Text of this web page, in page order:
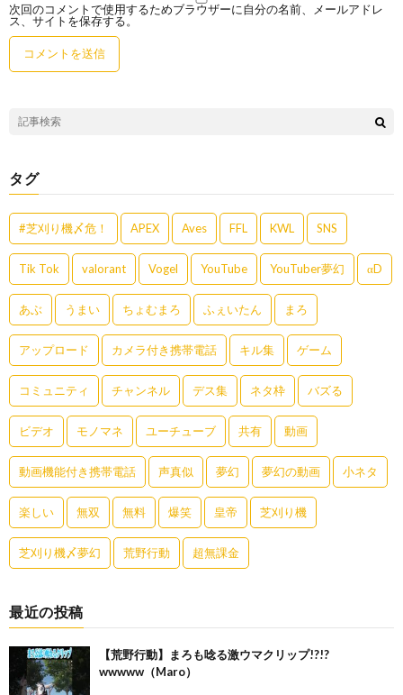
次回のコメントで使用するためブラウザーに自分の名前、メールアドレ
ス、サイトを保存する。
タグ
#芝刈り機〆危！ APEX Aves FFL KWL SNS
Tik Tok valorant Vogel YouTube YouTuber夢幻 αD
あぶ うまい ちょむまろ ふぇいたん まろ
アップロード カメラ付き携帯電話 キル集 ゲーム
コミュニティ チャンネル デス集 ネタ枠 バズる
ビデオ モノマネ ユーチューブ 共有 動画
動画機能付き携帯電話 声真似 夢幻 夢幻の動画 小ネタ
楽しい 無双 無料 爆笑 皇帝 芝刈り機
芝刈り機〆夢幻 荒野行動 超無課金
最近の投稿
【荒野行動】まろも唸る激ウマクリップ!?!?
wwwww（Maro）